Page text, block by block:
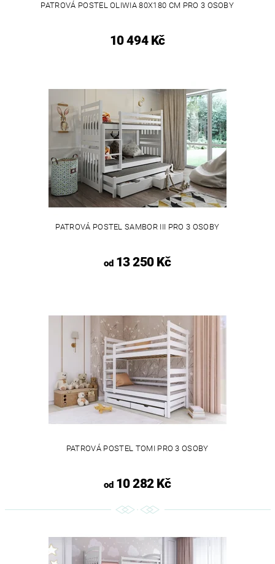
PATROVÁ POSTEL OLIWIA 80X180 CM PRO 3 OSOBY
10 494 Kč
PATROVÁ POSTEL SAMBOR III PRO 3 OSOBY
od13 250 Kč
PATROVÁ POSTEL TOMI PRO 3 OSOBY
od10 282 Kč